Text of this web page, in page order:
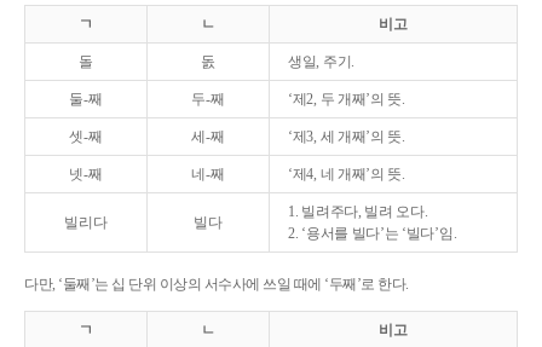
ㄱ ㄴ 비고
돌 돐 생일, 주기.
둘-째 두-째 ‘제2, 두 개째’의 뜻.
셋-째 세-째 ‘제3, 세 개째’의 뜻.
넷-째 네-째 ‘제4, 네 개째’의 뜻.
빌리다 빌다
1. 빌려주다, 빌려 오다.
2. ‘용서를 빌다’는 ‘빌다’임.
다만, ‘둘째’는 십 단위 이상의 서수사에 쓰일 때에 ‘두째’로 한다.
ㄱ ㄴ 비고